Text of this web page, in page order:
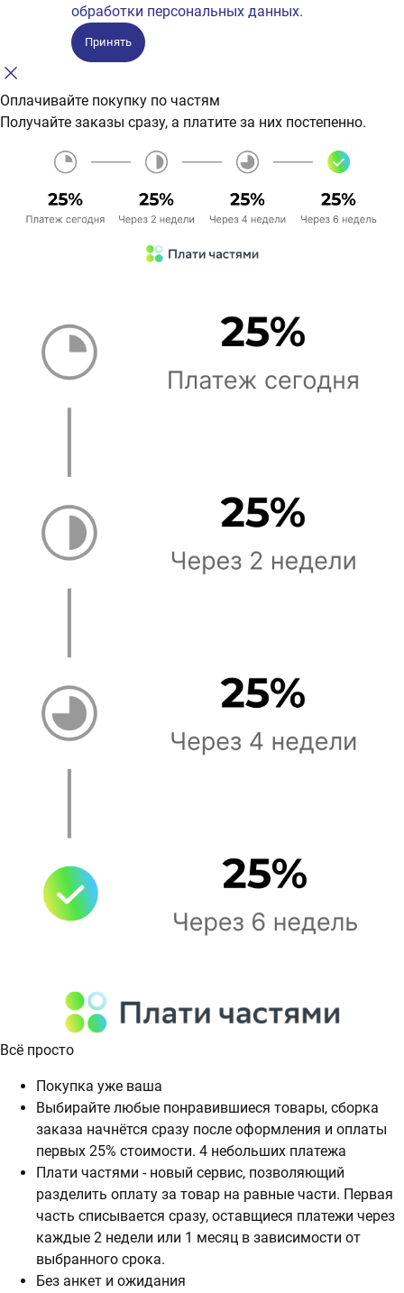
обработки персональных данных.
Принять
Оплачивайте покупку по частям
Получайте заказы сразу, а платите за них постепенно.
Всё просто
Покупка уже ваша
Выбирайте любые понравившиеся товары, сборка
заказа начнётся сразу после оформления и оплаты
первых 25% стоимости. 4 небольших платежа
Плати частями - новый сервис, позволяющий
разделить оплату за товар на равные части. Первая
часть списывается сразу, оставщиеся платежи через
каждые 2 недели или 1 месяц в зависимости от
выбранного срока.
Без анкет и ожидания